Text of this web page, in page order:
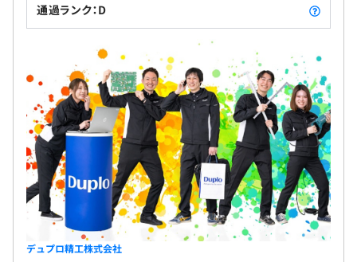
通過ランク：D
デュプロ精工株式会社